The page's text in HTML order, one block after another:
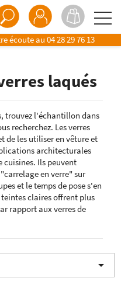
écoute au 04 28 29 76 13
laqués
trouvez l'échantillon dans
recherchez. Les verres
de les utiliser en vêture et
architecturales
cuisines. Ils peuvent
en verre" sur
et le temps de pose s'en
claires offrent plus
rapport aux verres de
